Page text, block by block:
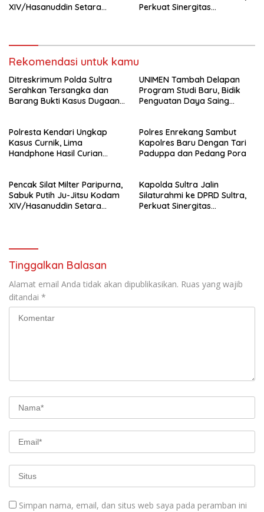
XIV/Hasanuddin Setara
Perkuat Sinergitas
Rekomendasi untuk kamu
Ditreskrimum Polda Sultra
Serahkan Tersangka dan
Barang Bukti Kasus Dugaan
Kejaksaan
UNIMEN Tambah Delapan
Program Studi Baru, Bidik
Penguatan Daya Saing
Polresta Kendari Ungkap
Kasus Curnik, Lima
Handphone Hasil Curian
Polres Enrekang Sambut
Kapolres Baru Dengan Tari
Paduppa dan Pedang Pora
Pencak Silat Milter Paripurna,
Sabuk Putih Ju-Jitsu Kodam
XIV/Hasanuddin Setara
Kapolda Sultra Jalin
Silaturahmi ke DPRD Sultra,
Perkuat Sinergitas
Tinggalkan Balasan
Alamat email Anda tidak akan dipublikasikan. Ruas yang wajib
ditandai *
Simpan nama, email, dan situs web saya pada peramban ini